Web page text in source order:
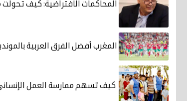
المحاكمات الافتراضية: كيف
المغرب أفضل الفرق العربية
كيف تسهم ممارسة العمل